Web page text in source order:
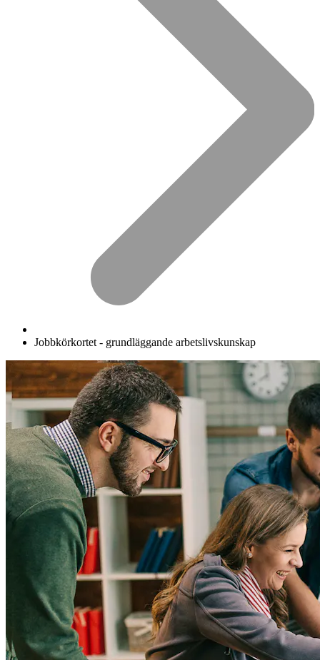
Jobbkörkortet - grundläggande arbetslivskunskap